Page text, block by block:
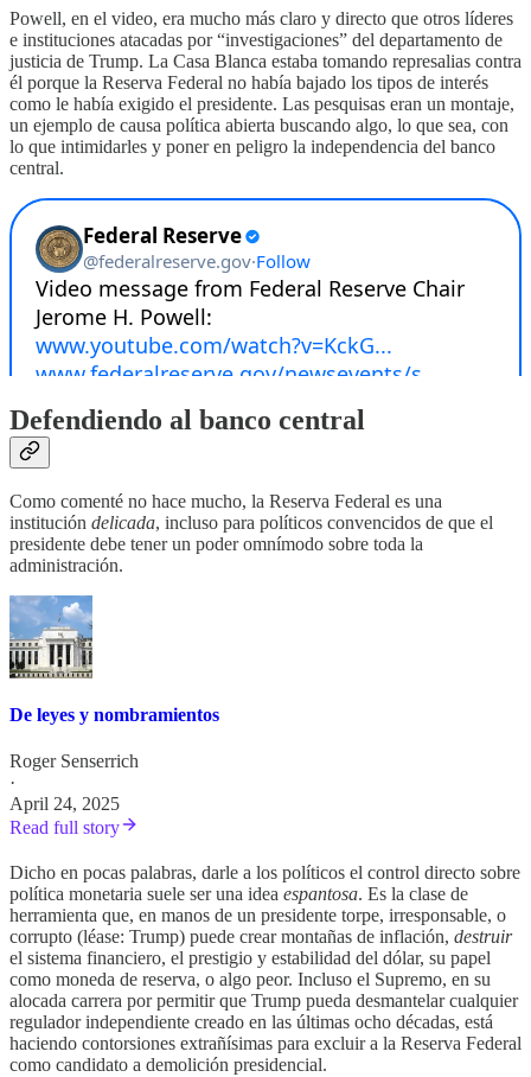
Powell, en el video, era mucho más claro y directo que otros líderes
e instituciones atacadas por “investigaciones” del departamento de
justicia de Trump. La Casa Blanca estaba tomando represalias contra
él porque la Reserva Federal no había bajado los tipos de interés
como le había exigido el presidente. Las pesquisas eran un montaje,
un ejemplo de causa política abierta buscando algo, lo que sea, con
lo que intimidarles y poner en peligro la independencia del banco
central.
Defendiendo al banco central
Como comenté no hace mucho, la Reserva Federal es una
institución delicada, incluso para políticos convencidos de que el
presidente debe tener un poder omnímodo sobre toda la
administración.
De leyes y nombramientos
Roger Senserrich
·
April 24, 2025
Read full story
Dicho en pocas palabras, darle a los políticos el control directo sobre
política monetaria suele ser una idea espantosa. Es la clase de
herramienta que, en manos de un presidente torpe, irresponsable, o
corrupto (léase: Trump) puede crear montañas de inflación, destruir
el sistema financiero, el prestigio y estabilidad del dólar, su papel
como moneda de reserva, o algo peor. Incluso el Supremo, en su
alocada carrera por permitir que Trump pueda desmantelar cualquier
regulador independiente creado en las últimas ocho décadas, está
haciendo contorsiones extrañísimas para excluir a la Reserva Federal
como candidato a demolición presidencial.